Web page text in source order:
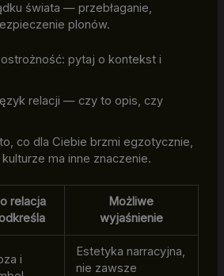
świata — przebłaganie,
plonów.
pytaj o kontekst i
relacji — czy to opis, czy
co dla Ciebie brzmi egzotycznie,
ma inne znaczenie.
relacja
Możliwe
wyjaśnienie
i
Estetyka narracyjna,
nie zawsze